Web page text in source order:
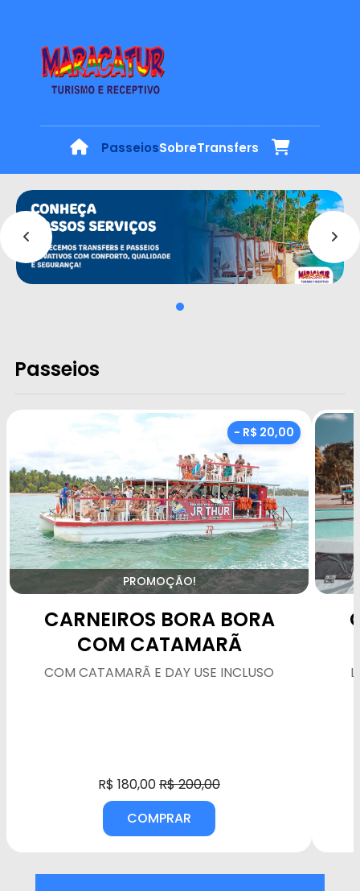
PasseiosSobreTransfers
Passeios
- R$ 20,00
PROMOÇÃO!
CARNEIROS BORA BORA
COM CATAMARÃ
COM CATAMARÃ E DAY USE INCLUSO
R$ 180,00R$ 200,00
COMPRAR